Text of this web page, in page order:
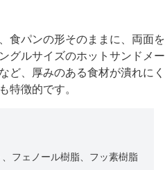
食パンの形そのままに、両面を
グルサイズのホットサンドメー
ど、厚みのある食材が潰れにく
特徴的です。
フェノール樹脂、フッ素樹脂